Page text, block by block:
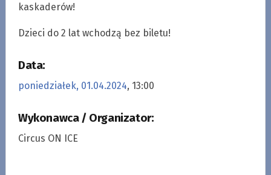
kaskaderów!
Dzieci do 2 lat wchodzą bez biletu!
Data:
poniedziałek, 01.04.2024, 13:00
Wykonawca / Organizator:
Circus ON ICE